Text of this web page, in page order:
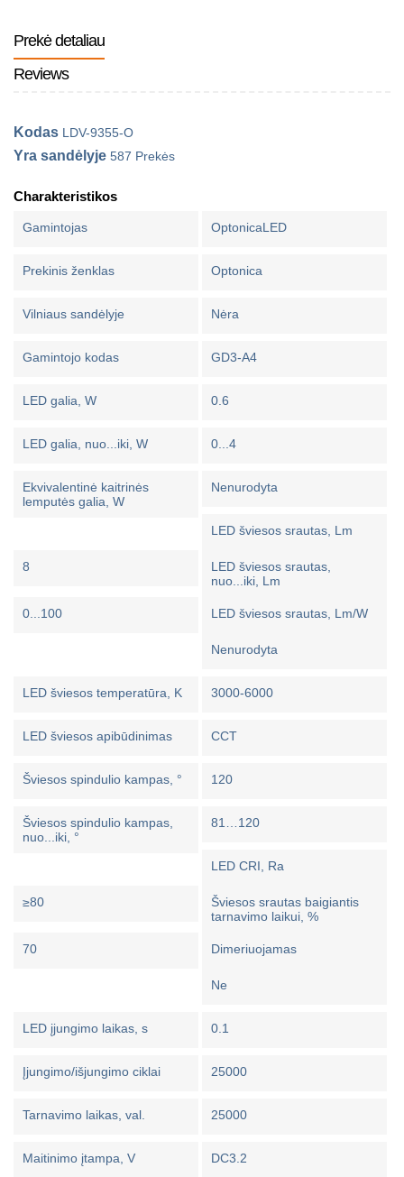
Prekė detaliau
Reviews
Kodas LDV-9355-O
Yra sandėlyje 587 Prekės
Charakteristikos
Gamintojas OptonicaLED
Prekinis ženklas Optonica
Vilniaus sandėlyje Nėra
Gamintojo kodas GD3-A4
LED galia, W 0.6
LED galia, nuo...iki, W 0...4
Ekvivalentinė kaitrinės
lemputės galia, W
Nenurodyta
LED šviesos srautas, Lm
8
LED šviesos srautas,
nuo...iki, Lm
0...100 LED šviesos srautas, Lm/W
Nenurodyta
LED šviesos temperatūra, K 3000-6000
LED šviesos apibūdinimas CCT
Šviesos spindulio kampas, ° 120
Šviesos spindulio kampas,
nuo...iki, °
81…120
LED CRI, Ra
≥80
Šviesos srautas baigiantis
tarnavimo laikui, %
70 Dimeriuojamas
Ne
LED įjungimo laikas, s 0.1
Įjungimo/išjungimo ciklai 25000
Tarnavimo laikas, val. 25000
Maitinimo įtampa, V DC3.2